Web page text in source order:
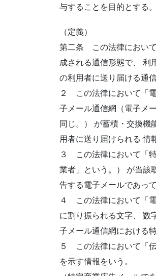
与することを目的とする。
（定義）
第二条 この法律におい
成される通信形態で、 利
の利用者に送り届ける通信
２ この法律において「
子メール通信網（電子メ
同じ。） が蓄積・交換機
用者に送り届けられる 情
３ この法律において「
業者」という。） が当該
告する電子メールであっ
４ この法律において「
に割り振られる文字、 数
子メール通信網における
５ この法律において「
を示す情報をいう。